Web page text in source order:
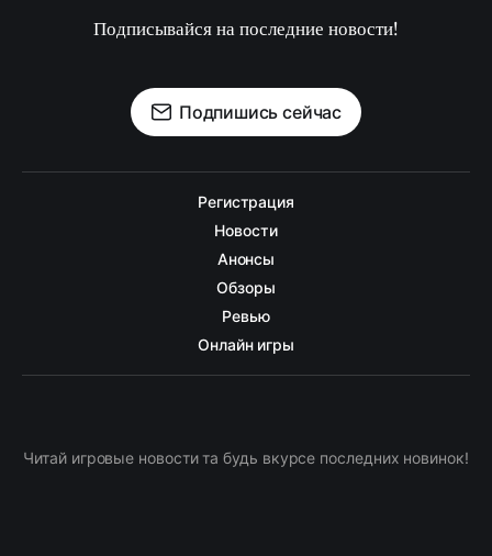
Подписывайся на последние новости!
Подпишись сейчас
Регистрация
Новости
Анонсы
Обзоры
Ревью
Онлайн игры
Читай игровые новости та будь вкурсе последних новинок!